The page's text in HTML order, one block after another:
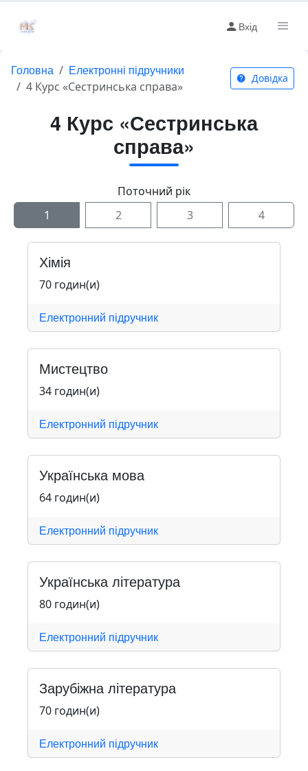
Вхід
Головна Електронні підручники
4 Курс «Сестринська справа»
Довідка
4 Курс «Сестринська
справа»
Поточний рік
1
2 3 4
Хімія
70 годин(и)
Електронний підручник
Мистецтво
34 годин(и)
Електронний підручник
Українська мова
64 годин(и)
Електронний підручник
Українська література
80 годин(и)
Електронний підручник
Зарубіжна література
70 годин(и)
Електронний підручник